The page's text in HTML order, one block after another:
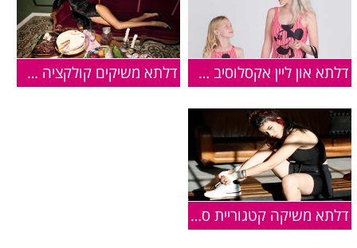
דלתא און ליין אקסלוסיב משיקים את קולקציית ה'פמלי' החדשה בגדי דלתא משיקים קולקציה עם הדוגמנית נטלי דדון
דלתא משיקה קטגוריית ספורט חדשה